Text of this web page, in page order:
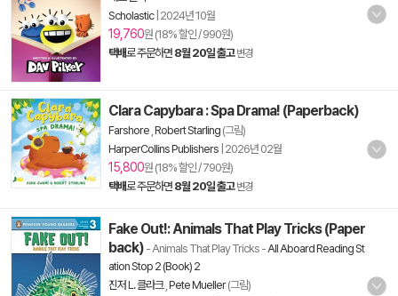
Scholastic| 2024년 10월
19,760원 (18% 할인 / 990원)
택배로 주문하면 8월 20일 출고 변경
Clara Capybara : Spa Drama! (Paperback)
Farshore Robert Starling (그림)
HarperCollins Publishers 2026년 02월
15,800원 (18% 할인 / 790원)
택배로 주문하면 8월 20일 출고 변경
Fake Out!: Animals That Play Tricks (Paper
back) - Animals That Play Tricks -All Aboard Reading St
ation Stop 2 (Book) 2
진저 L. 클라크, Pete Mueller(그림)